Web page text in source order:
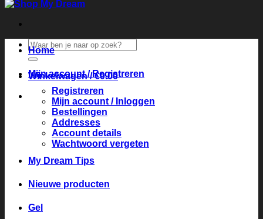
Zoeken
naar:
Winkelwagen /€0.00
Home
Mijn account / Registreren
Registreren
Mijn account / Inloggen
Bestellingen
Addresses
Account details
Wachtwoord vergeten
My Dream Tips
Nieuwe producten
Gel